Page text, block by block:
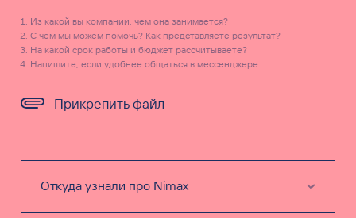
Прикрепить файл
Из какой вы компании, чем она занимается?
С чем мы можем помочь? Как представляете результат?
На какой срок работы и бюджет рассчитываете?
Напишите, если удобнее общаться в мессенджере.